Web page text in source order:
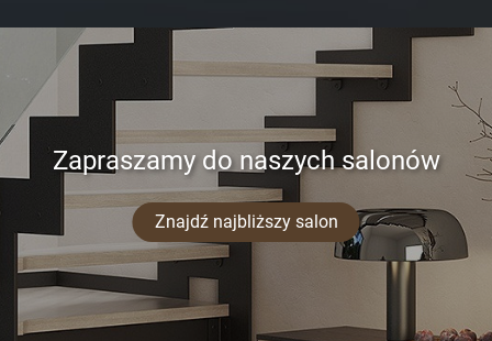
Zapraszamy do naszych salonów
Znajdź najbliższy salon